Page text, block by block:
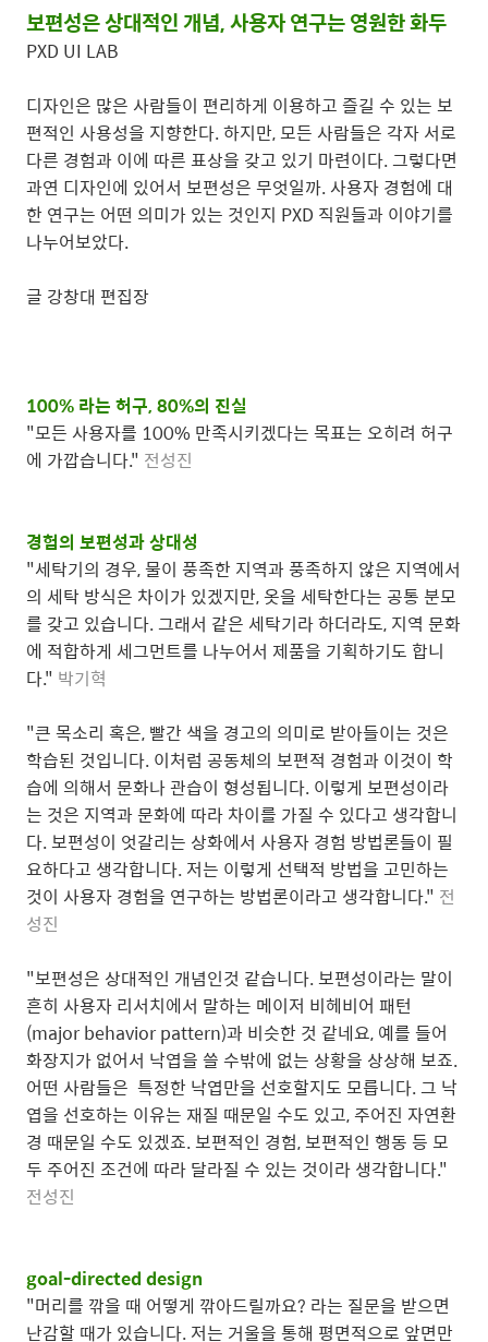
보편성은 상대적인 개념, 사용자 연구는 영원한 화두
PXD UI LAB
디자인은 많은 사람들이 편리하게 이용하고 즐길 수 있는 보
편적인 사용성을 지향한다. 하지만, 모든 사람들은 각자 서로
다른 경험과 이에 따른 표상을 갖고 있기 마련이다. 그렇다면
과연 디자인에 있어서 보편성은 무엇일까. 사용자 경험에 대
한 연구는 어떤 의미가 있는 것인지 PXD 직원들과 이야기를
나누어보았다.
글 강창대 편집장
100% 라는 허구, 80%의 진실
"모든 사용자를 100% 만족시키겠다는 목표는 오히려 허구
에 가깝습니다." 전성진
경험의 보편성과 상대성
"세탁기의 경우, 물이 풍족한 지역과 풍족하지 않은 지역에서
의 세탁 방식은 차이가 있겠지만, 옷을 세탁한다는 공통 분모
를 갖고 있습니다. 그래서 같은 세탁기라 하더라도, 지역 문화
에 적합하게 세그먼트를 나누어서 제품을 기획하기도 합니
다." 박기혁
"큰 목소리 혹은, 빨간 색을 경고의 의미로 받아들이는 것은
학습된 것입니다. 이처럼 공동체의 보편적 경험과 이것이 학
습에 의해서 문화나 관습이 형성됩니다. 이렇게 보편성이라
는 것은 지역과 문화에 따라 차이를 가질 수 있다고 생각합니
다. 보편성이 엇갈리는 상화에서 사용자 경험 방법론들이 필
요하다고 생각합니다. 저는 이렇게 선택적 방법을 고민하는
것이 사용자 경험을 연구하는 방법론이라고 생각합니다." 전
성진
"보편성은 상대적인 개념인것 같습니다. 보편성이라는 말이
흔히 사용자 리서치에서 말하는 메이저 비헤비어 패턴
(major behavior pattern)과 비슷한 것 같네요, 예를 들어
화장지가 없어서 낙엽을 쓸 수밖에 없는 상황을 상상해 보죠.
어떤 사람들은 특정한 낙엽만을 선호할지도 모릅니다. 그 낙
엽을 선호하는 이유는 재질 때문일 수도 있고, 주어진 자연환
경 때문일 수도 있겠죠. 보편적인 경험, 보편적인 행동 등 모
두 주어진 조건에 따라 달라질 수 있는 것이라 생각합니다."
전성진
goal-directed design
"머리를 깎을 때 어떻게 깎아드릴까요? 라는 질문을 받으면
난감할 때가 있습니다. 저는 거울을 통해 평면적으로 앞면만